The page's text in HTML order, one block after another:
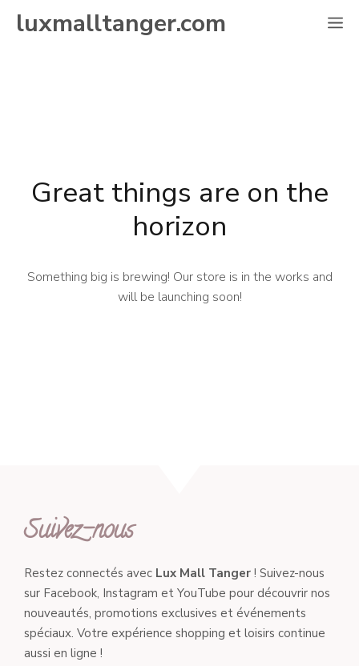
luxmalltanger.com
Great things are on the
horizon
Something big is brewing! Our store is in the works and
will be launching soon!
Suivez-nous
Restez connectés avec Lux Mall Tanger ! Suivez-nous
sur Facebook, Instagram et YouTube pour découvrir nos
nouveautés, promotions exclusives et événements
spéciaux. Votre expérience shopping et loisirs continue
aussi en ligne !